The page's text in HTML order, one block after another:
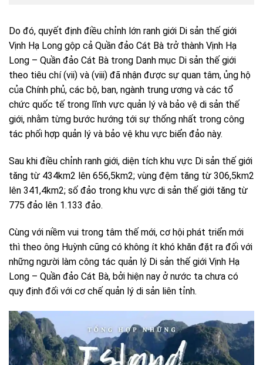
Do đó, quyết định điều chỉnh lớn ranh giới Di sản thế giới
Vịnh Hạ Long gộp cả Quần đảo Cát Bà trở thành Vịnh Hạ
Long – Quần đảo Cát Bà trong Danh mục Di sản thế giới
theo tiêu chí (vii) và (viii) đã nhận được sự quan tâm, ủng hộ
của Chính phủ, các bộ, ban, ngành trung ương và các tổ
chức quốc tế trong lĩnh vực quản lý và bảo vệ di sản thế
giới, nhằm từng bước hướng tới sự thống nhất trong công
tác phối hợp quản lý và bảo vệ khu vực biển đảo này.
Sau khi điều chỉnh ranh giới, diện tích khu vực Di sản thế giới
tăng từ 434km2 lên 656,5km2; vùng đệm tăng từ 306,5km2
lên 341,4km2; số đảo trong khu vực di sản thế giới tăng từ
775 đảo lên 1.133 đảo.
Cùng với niềm vui trong tâm thế mới, cơ hội phát triển mới
thì theo ông Huỳnh cũng có không ít khó khăn đặt ra đối với
những người làm công tác quản lý Di sản thế giới Vịnh Hạ
Long – Quần đảo Cát Bà, bởi hiện nay ở nước ta chưa có
quy định đối với cơ chế quản lý di sản liên tỉnh.